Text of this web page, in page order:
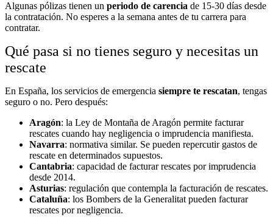
Algunas pólizas tienen un periodo de carencia de 15-30 días desde
la contratación. No esperes a la semana antes de tu carrera para
contratar.
Qué pasa si no tienes seguro y necesitas un
rescate
En España, los servicios de emergencia siempre te rescatan, tengas
seguro o no. Pero después:
Aragón: la Ley de Montaña de Aragón permite facturar
rescates cuando hay negligencia o imprudencia manifiesta.
Navarra: normativa similar. Se pueden repercutir gastos de
rescate en determinados supuestos.
Cantabria: capacidad de facturar rescates por imprudencia
desde 2014.
Asturias: regulación que contempla la facturación de rescates.
Cataluña: los Bombers de la Generalitat pueden facturar
rescates por negligencia.